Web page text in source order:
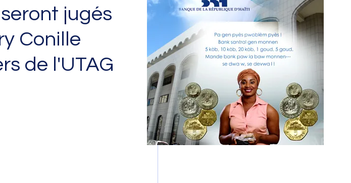
jugés
Conille
de l'UTAG